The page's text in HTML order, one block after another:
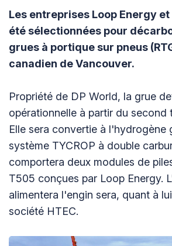
Les entreprises Loop Energy et
été sélectionnées pour
grues à portique sur pneus
canadien de Vancouver.
Propriété de DP World, la grue
opérationnelle à partir du second
Elle sera convertie à l'hydrogène
système TYCROP à double
comportera deux modules de
T505 conçues par Loop Energy.
alimentera l'engin sera, quant à
société HTEC.